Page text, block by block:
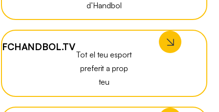
d’Handbol
FCHANDBOL.TV
Tot el teu esport
preferit a prop
teu